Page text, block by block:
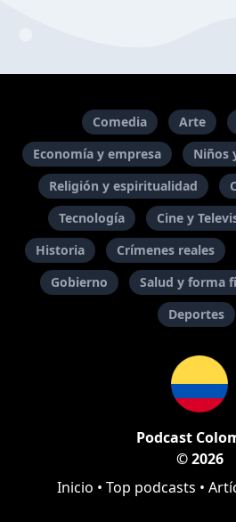
Comedia Arte
Economía y empresa
Niños
Religión y espiritualidad
Tecnología
Cine y
Historia
Crímenes reales
Gobierno
Salud y forma
Deportes
Podcast
© 2026
Inicio • Top podcasts •